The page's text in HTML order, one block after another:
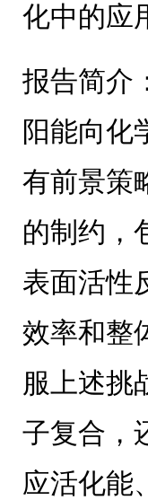
化中的应
报告简介
阳能向化
有前景策
的制约，
表面活性
效率和整
服上述挑
子复合，
应活化能